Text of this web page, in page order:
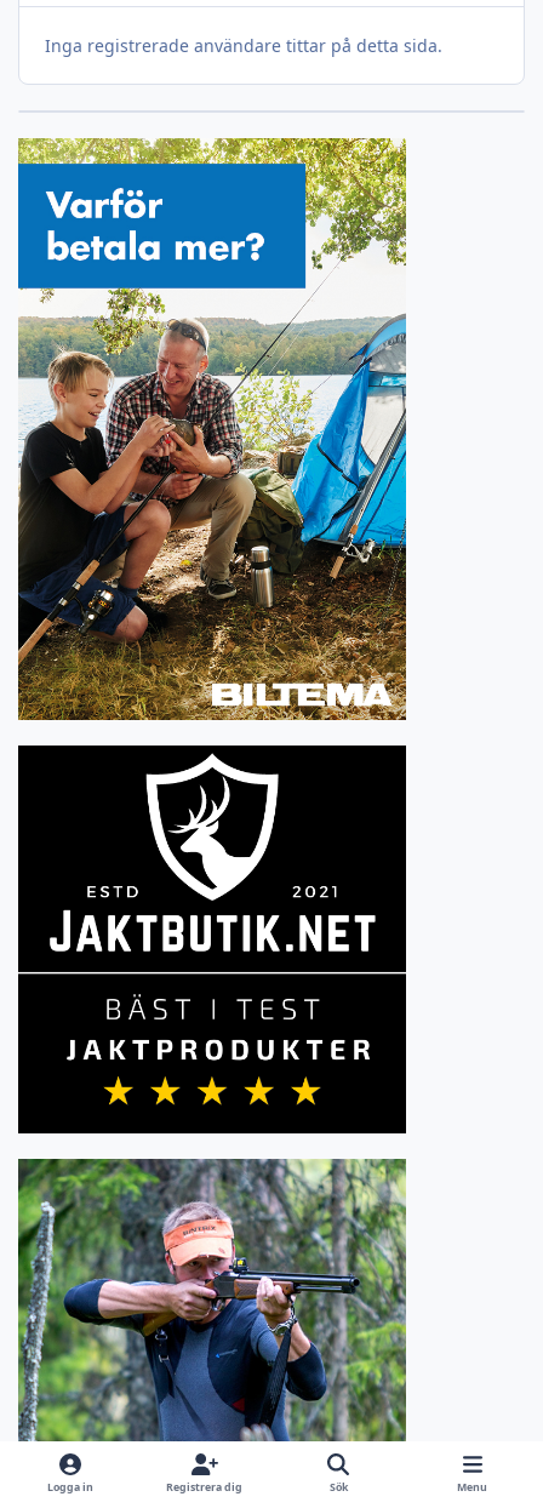
Inga registrerade användare tittar på detta sida.
Logga in Registrera dig Sök Menu